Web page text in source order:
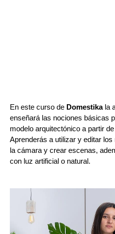
En este curso de Domestikala
enseñará las nociones básicas
modelo arquitectónico a partir de
Aprenderás a utilizar y editar los
la cámara y crear escenas,
con luz artificial o natural.